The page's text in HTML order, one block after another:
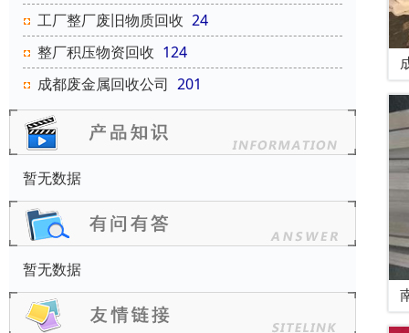
工厂整厂废旧物质回收 24
整厂积压物资回收 124
成都废金属回收公司 201
暂无数据
暂无数据